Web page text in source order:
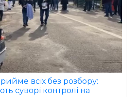
всіх без розбору:
суворі контролі на